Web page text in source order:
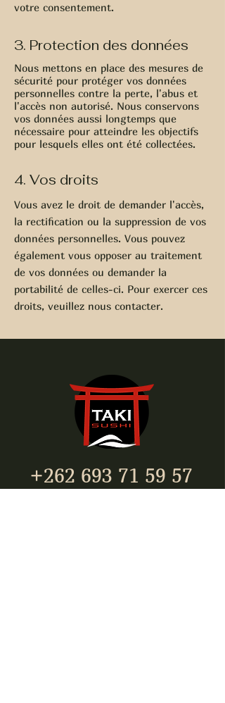
votre consentement.
3. Protection des données
Nous mettons en place des mesures de
sécurité pour protéger vos données
personnelles contre la perte, l'abus et
l'accès non autorisé. Nous conservons
vos données aussi longtemps que
nécessaire pour atteindre les objectifs
pour lesquels elles ont été collectées.
4. Vos droits
Vous avez le droit de demander l'accès,
la rectification ou la suppression de vos
données personnelles. Vous pouvez
également vous opposer au traitement
de vos données ou demander la
portabilité de celles-ci. Pour exercer ces
droits, veuillez nous contacter.
+262 693 71 59 57